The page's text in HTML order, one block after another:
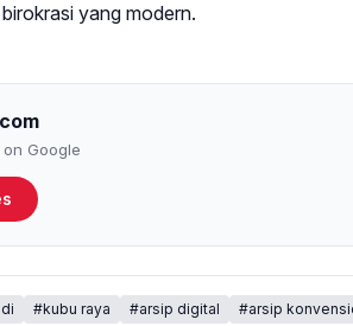
yang modern.
Google
#kubu raya #arsip digital
#arsip